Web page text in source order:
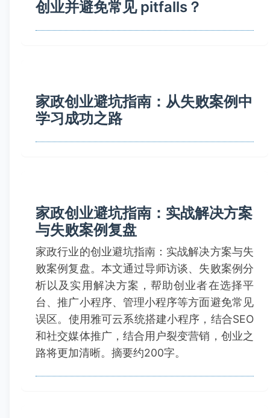
创业并避免常见 pitfalls？
家政创业避坑指南：从失败案例中
学习成功之路
家政创业避坑指南：实战解决方案
与失败案例复盘
家政行业的创业避坑指南：实战解决方案与失
败案例复盘。本文通过导师访谈、失败案例分
析以及实用解决方案，帮助创业者在选择平
台、推广小程序、管理小程序等方面避免常见
误区。使用雅可云系统搭建小程序，结合SEO
和社交媒体推广，结合用户裂变营销，创业之
路将更加清晰。摘要约200字。